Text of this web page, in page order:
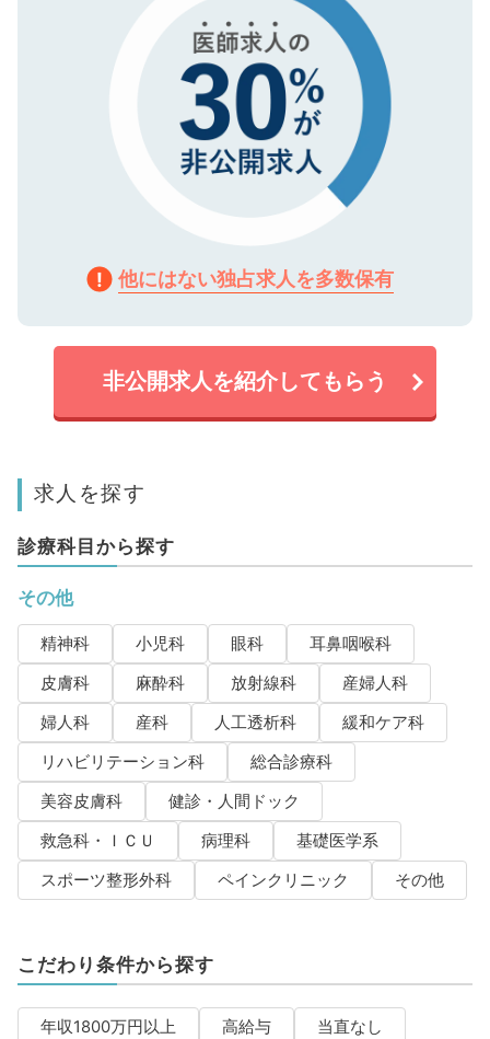
他にはない独占求人を多数保有
非公開求人を紹介してもらう
求人を探す
診療科目から探す
その他
精神科 小児科 眼科
耳鼻咽喉科
皮膚科
麻酔科 放射線科
産婦人科
婦人科
産科 人工透析科
緩和ケア科
リハビリテーション科
総合診療科
美容皮膚科
健診・人間ドック
救急科・ＩＣＵ
病理科
基礎医学系
スポーツ整形外科
ペインクリニック その他
こだわり条件から探す
年収1800万円以上 高給与
当直なし